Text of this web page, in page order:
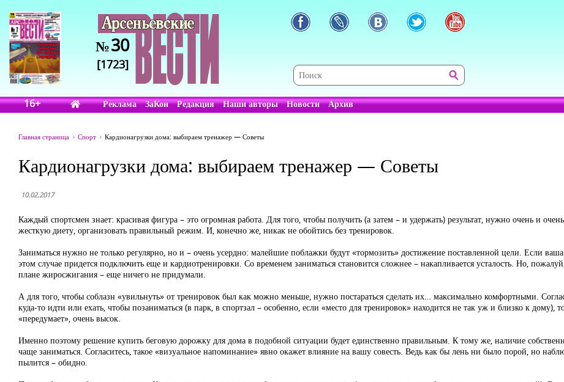
№30
[1723]
16+ Реклама ЗаКон Редакция Наши авторы Новости Архив
Главная страница Спорт Кардионагрузки дома: выбираем тренажер — Советы
Кардионагрузки дома: выбираем тренажер — Советы
10.02.2017
Каждый спортсмен знает: красивая фигура – это огромная работа. Для того, чтобы получить (а затем – и удержать) результат, нужно очень и очень
жесткую диету, организовать правильный режим. И, конечно же, никак не обойтись без тренировок.
Заниматься нужно не только регулярно, но и – очень усердно: малейшие поблажки будут «тормозить» достижение поставленной цели. Если ваша
этом случае придется подключить еще и кардиотренировки. Со временем заниматься становится сложнее – накапливается усталость. Но,
плане жиросжигания – еще ничего не придумали.
А для того, чтобы соблазн «увильнуть» от тренировок был как можно меньше, нужно постараться сделать их… максимально комфортными.
куда-то идти или ехать, чтобы позаниматься (в парк, в спортзал – особенно, если «место для тренировок» находится не так уж и близко к дому),
«передумает», очень высок.
Именно поэтому решение купить беговую дорожку для дома в подобной ситуации будет единственно правильным. К тому же, наличие
чаще заниматься. Согласитесь, такое «визуальное напоминание» явно окажет влияние на вашу совесть. Ведь как бы лень ни было порой, но
пылится – обидно.